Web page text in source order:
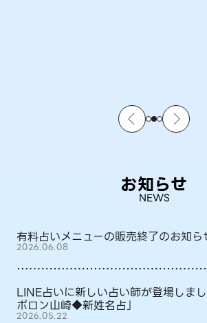
お知らせ
NEWS
有料占いメニューの販売終了のお知ら
2026.06.08
LINE占いに新しい占い師が登場しま
ポロン山崎◆新姓名占」
2026.05.22